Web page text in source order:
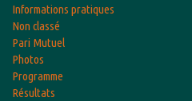
Informations pratiques
Non classé
Pari Mutuel
Photos
Programme
Résultats